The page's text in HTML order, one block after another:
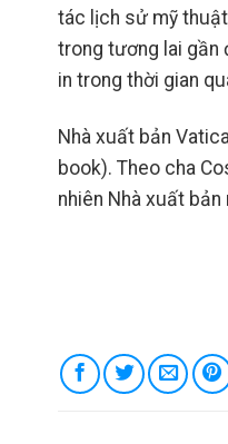
tác lịch sử mỹ
trong tương lai gần
in trong thời gian
Nhà xuất bản
book). Theo cha
nhiên Nhà xuất